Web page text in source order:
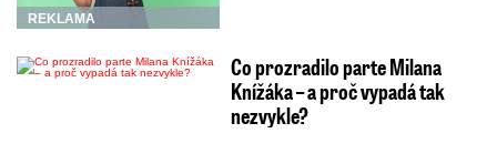
REKLAMA
Co prozradilo parte Milana
Knížáka – a proč vypadá tak
nezvykle?